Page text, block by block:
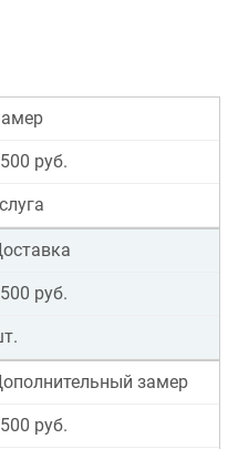
руб.
руб.
замер
руб.